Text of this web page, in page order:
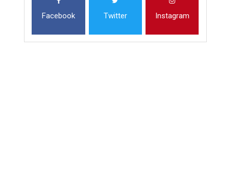
Facebook Twitter Instagram